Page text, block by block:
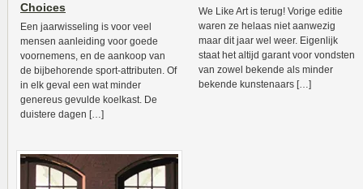
Choices
Een jaarwisseling is voor veel
mensen aanleiding voor goede
voornemens, en de aankoop van
de bijbehorende sport-attributen. Of
in elk geval een wat minder
genereus gevulde koelkast. De
duistere dagen […]
We Like Art is terug! Vorige editie
waren ze helaas niet aanwezig
maar dit jaar wel weer. Eigenlijk
staat het altijd garant voor vondsten
van zowel bekende als minder
bekende kunstenaars […]